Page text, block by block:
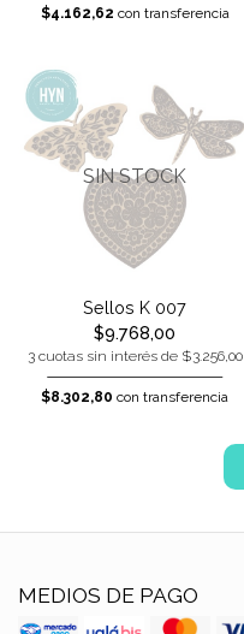
$4.162,62 con transferencia
SIN STOCK
Sellos K 007
$9.768,00
3 cuotas sin interés de $3.256,00
$8.302,80 con transferencia
MEDIOS DE PAGO